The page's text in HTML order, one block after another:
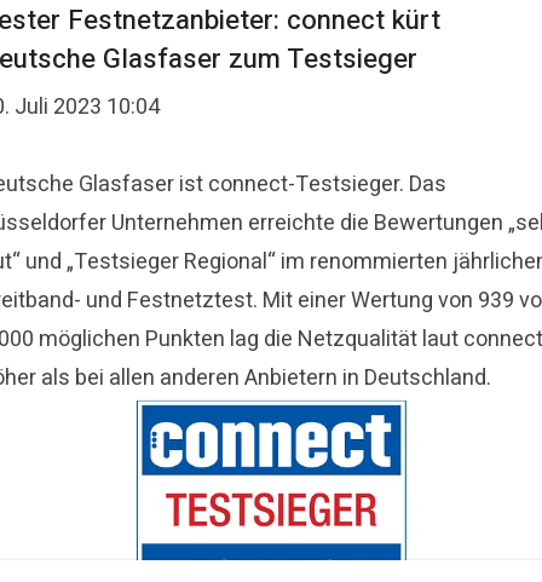
Festnetzanbieter: connect kürt
Glasfaser zum Testsieger
Juli 2023 10:04
Glasfaser ist connect-Testsieger. Das
Unternehmen erreichte die Bewertungen
und „Testsieger Regional“ im renommierten
und Festnetztest. Mit einer Wertung von 939
möglichen Punkten lag die Netzqualität laut connect
als bei allen anderen Anbietern in Deutschland.